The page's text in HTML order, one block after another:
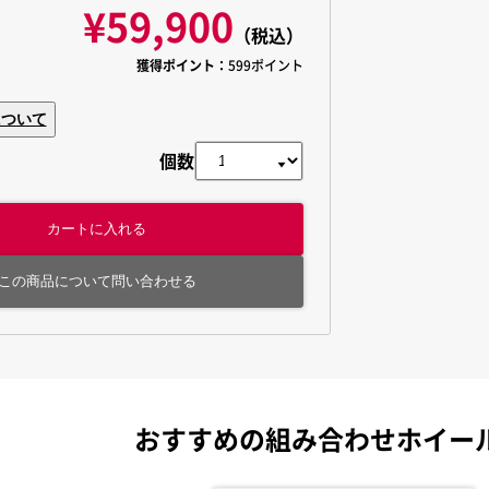
¥59,900 （税込）
獲得ポイント： 599ポイント
いて
個数
カートに入れる
の商品について問い合わせる
おすすめの組み合わせホイー